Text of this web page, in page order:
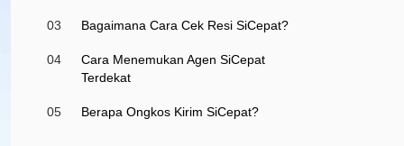
03 Bagaimana Cara Cek Resi SiCepat?
04
Cara Menemukan Agen SiCepat
Terdekat
05 Berapa Ongkos Kirim SiCepat?